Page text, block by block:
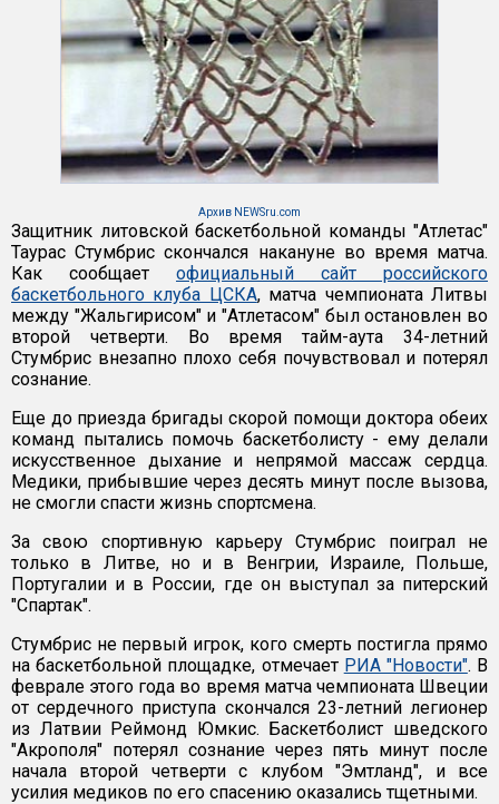
Архив NEWSru.com
Защитник литовской баскетбольной команды "Атлетас"
Таурас Стумбрис скончался накануне во время матча.
Как сообщает официальный сайт российского
баскетбольного клуба ЦСКА, матча чемпионата Литвы
между "Жальгирисом" и "Атлетасом" был остановлен во
второй четверти. Во время тайм-аута 34-летний
Стумбрис внезапно плохо себя почувствовал и потерял
сознание.
Еще до приезда бригады скорой помощи доктора обеих
команд пытались помочь баскетболисту - ему делали
искусственное дыхание и непрямой массаж сердца.
Медики, прибывшие через десять минут после вызова,
не смогли спасти жизнь спортсмена.
За свою спортивную карьеру Стумбрис поиграл не
только в Литве, но и в Венгрии, Израиле, Польше,
Португалии и в России, где он выступал за питерский
"Спартак".
Стумбрис не первый игрок, кого смерть постигла прямо
на баскетбольной площадке, отмечает РИА "Новости". В
феврале этого года во время матча чемпионата Швеции
от сердечного приступа скончался 23-летний легионер
из Латвии Реймонд Юмкис. Баскетболист шведского
"Акрополя" потерял сознание через пять минут после
начала второй четверти с клубом "Эмтланд", и все
усилия медиков по его спасению оказались тщетными.